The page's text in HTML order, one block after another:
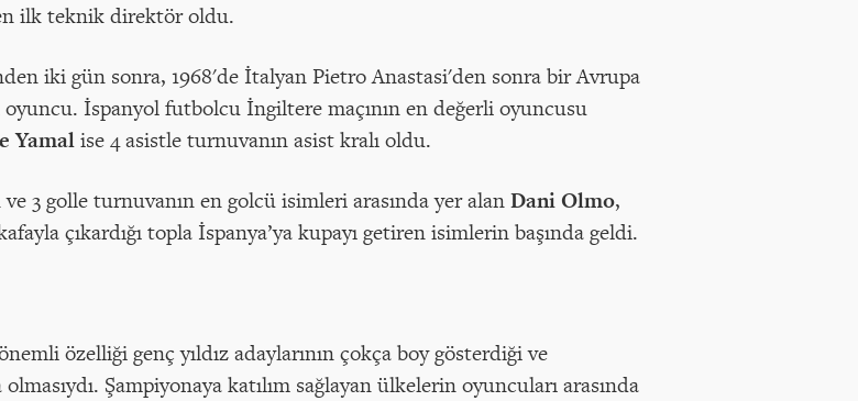
ilk teknik direktör oldu.
iki gün sonra, 1968'de İtalyan Pietro Anastasi'den sonra bir Avrupa
İspanyol futbolcu İngiltere maçının en değerli oyuncusu
Yamalise 4 asistle turnuvanın asist kralı oldu.
3 golle turnuvanın en golcü isimleri arasında yer alanDani Olmo,
çıkardığı topla İspanya’ya kupayı getiren isimlerin başında geldi.
özelliği genç yıldız adaylarının çokça boy gösterdiği ve
Şampiyonaya katılım sağlayan ülkelerin oyuncuları arasında